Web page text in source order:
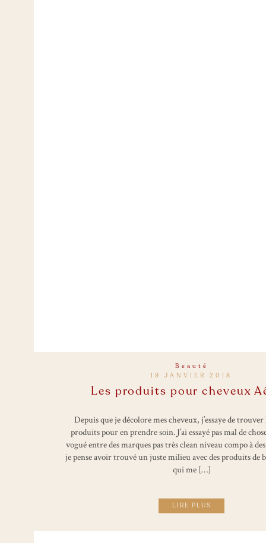
LIRE PLUS
Depuis que je décolore mes cheveux, j’essaye de
produits pour en prendre soin. J’ai essayé pas mal de
vogué entre des marques pas très clean niveau compo à
je pense avoir trouvé un juste milieu avec des produits de
qui me […]
19 JANVIER 2018
Les produits pour cheveux
Beauté